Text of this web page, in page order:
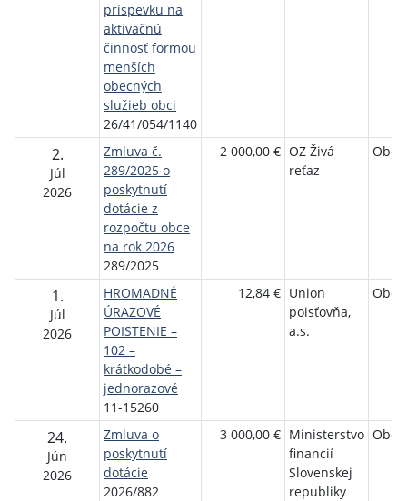
príspevku na
aktivačnú
činnosť formou
menších
obecných
služieb obci
26/41/054/1140
2.
Júl
2026
Zmluva č.
289/2025 o
poskytnutí
dotácie z
rozpočtu obce
na rok 2026
289/2025
2 000,00 € OZ Živá
reťaz
Obec
1.
Júl
2026
HROMADNÉ
ÚRAZOVÉ
POISTENIE –
102 –
krátkodobé –
jednorazové
11-15260
12,84 € Union
poisťovňa,
a.s.
Obec
24.
Jún
2026
Zmluva o
poskytnutí
dotácie
2026/882
3 000,00 € Ministerstvo
financií
Slovenskej
republiky
Obec